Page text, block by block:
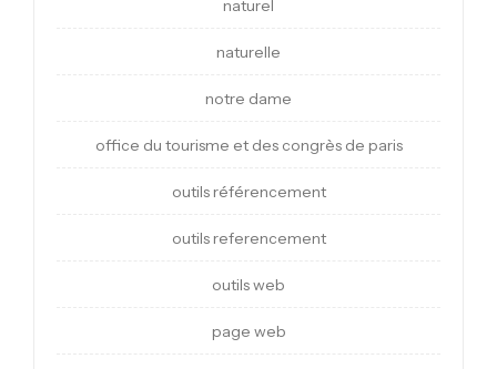
naturel
naturelle
notre dame
office du tourisme et des congrès de paris
outils référencement
outils referencement
outils web
page web